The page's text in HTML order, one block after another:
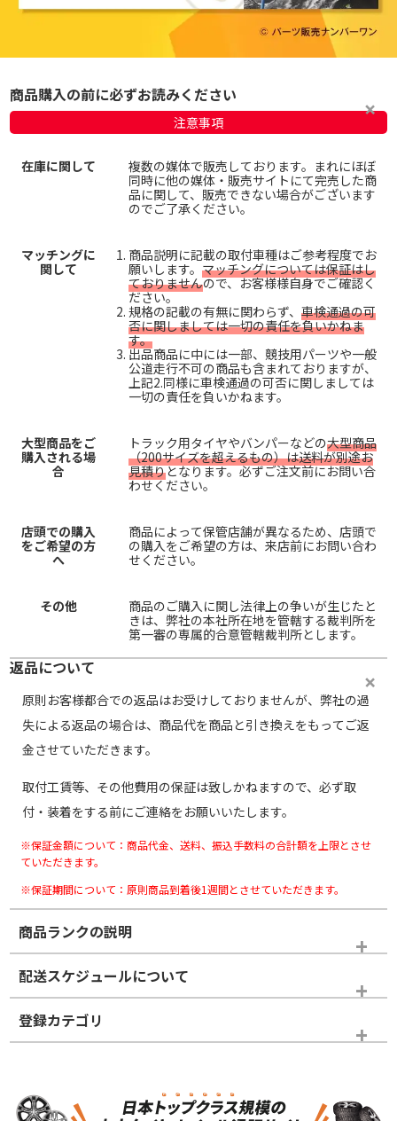
商品購入の前に必ずお読みください
注意事項
在庫に関して
複数の媒体で販売しております。まれにほぼ
同時に他の媒体・販売サイトにて完売した商
品に関して、販売できない場合がございます
のでご了承ください。
マッチングに
関して
商品説明に記載の取付車種はご参考程度でお
願いします。 マッチングについては保証はし
ておりませんので、お客様様自身でご確認く
ださい。
規格の記載の有無に関わらず、 車検通過の可
否に関しましては一切の責任を負いかねま
す。
出品商品に中には一部、競技用パーツや一般
公道走行不可の商品も含まれておりますが、
上記2.同様に車検通過の可否に関しましては
一切の責任を負いかねます。
大型商品をご
購入される場
合
トラック用タイヤやバンパーなどの大型商品
（200サイズを超えるもの）は送料が別途お
見積りとなります。必ずご注文前にお問い合
わせください。
店頭での購入
をご希望の方
へ
商品によって保管店舗が異なるため、店頭で
の購入をご希望の方は、来店前にお問い合わ
せください。
その他
商品のご購入に関し法律上の争いが生じたと
きは、弊社の本社所在地を管轄する裁判所を
第一審の専属的合意管轄裁判所とします。
返品について
原則お客様都合での返品はお受けしておりませんが、弊社の過
失による返品の場合は、商品代を商品と引き換えをもってご返
金させていただきます。
取付工賃等、その他費用の保証は致しかねますので、必ず取
付・装着をする前にご連絡をお願いいたします。
※保証金額について：商品代金、送料、振込手数料の合計額を上限とさせ
ていただきます。
※保証期間について：原則商品到着後1週間とさせていただきます。
商品ランクの説明
※商品ランクは出品者の主観により判断しておりますので、あら
かじめご了承ください。
ホイールランク
配送スケジュールについて
登録カテゴリ
スタッドレスタイヤホイールセット